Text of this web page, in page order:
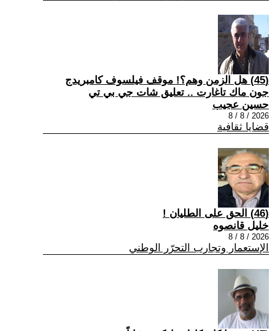
(45) هل الزمن وهم؟! موقف فيلسوف كامبريدج
جون ماك تاغارت .. تعليق شات جي بي تي
حسين عجيب
2026 / 8 / 8
قضايا ثقافية
(46) الحق على الطليان !
خليل قانصوه
2026 / 8 / 8
الإستعمار وتجارب التحرّر الوطني